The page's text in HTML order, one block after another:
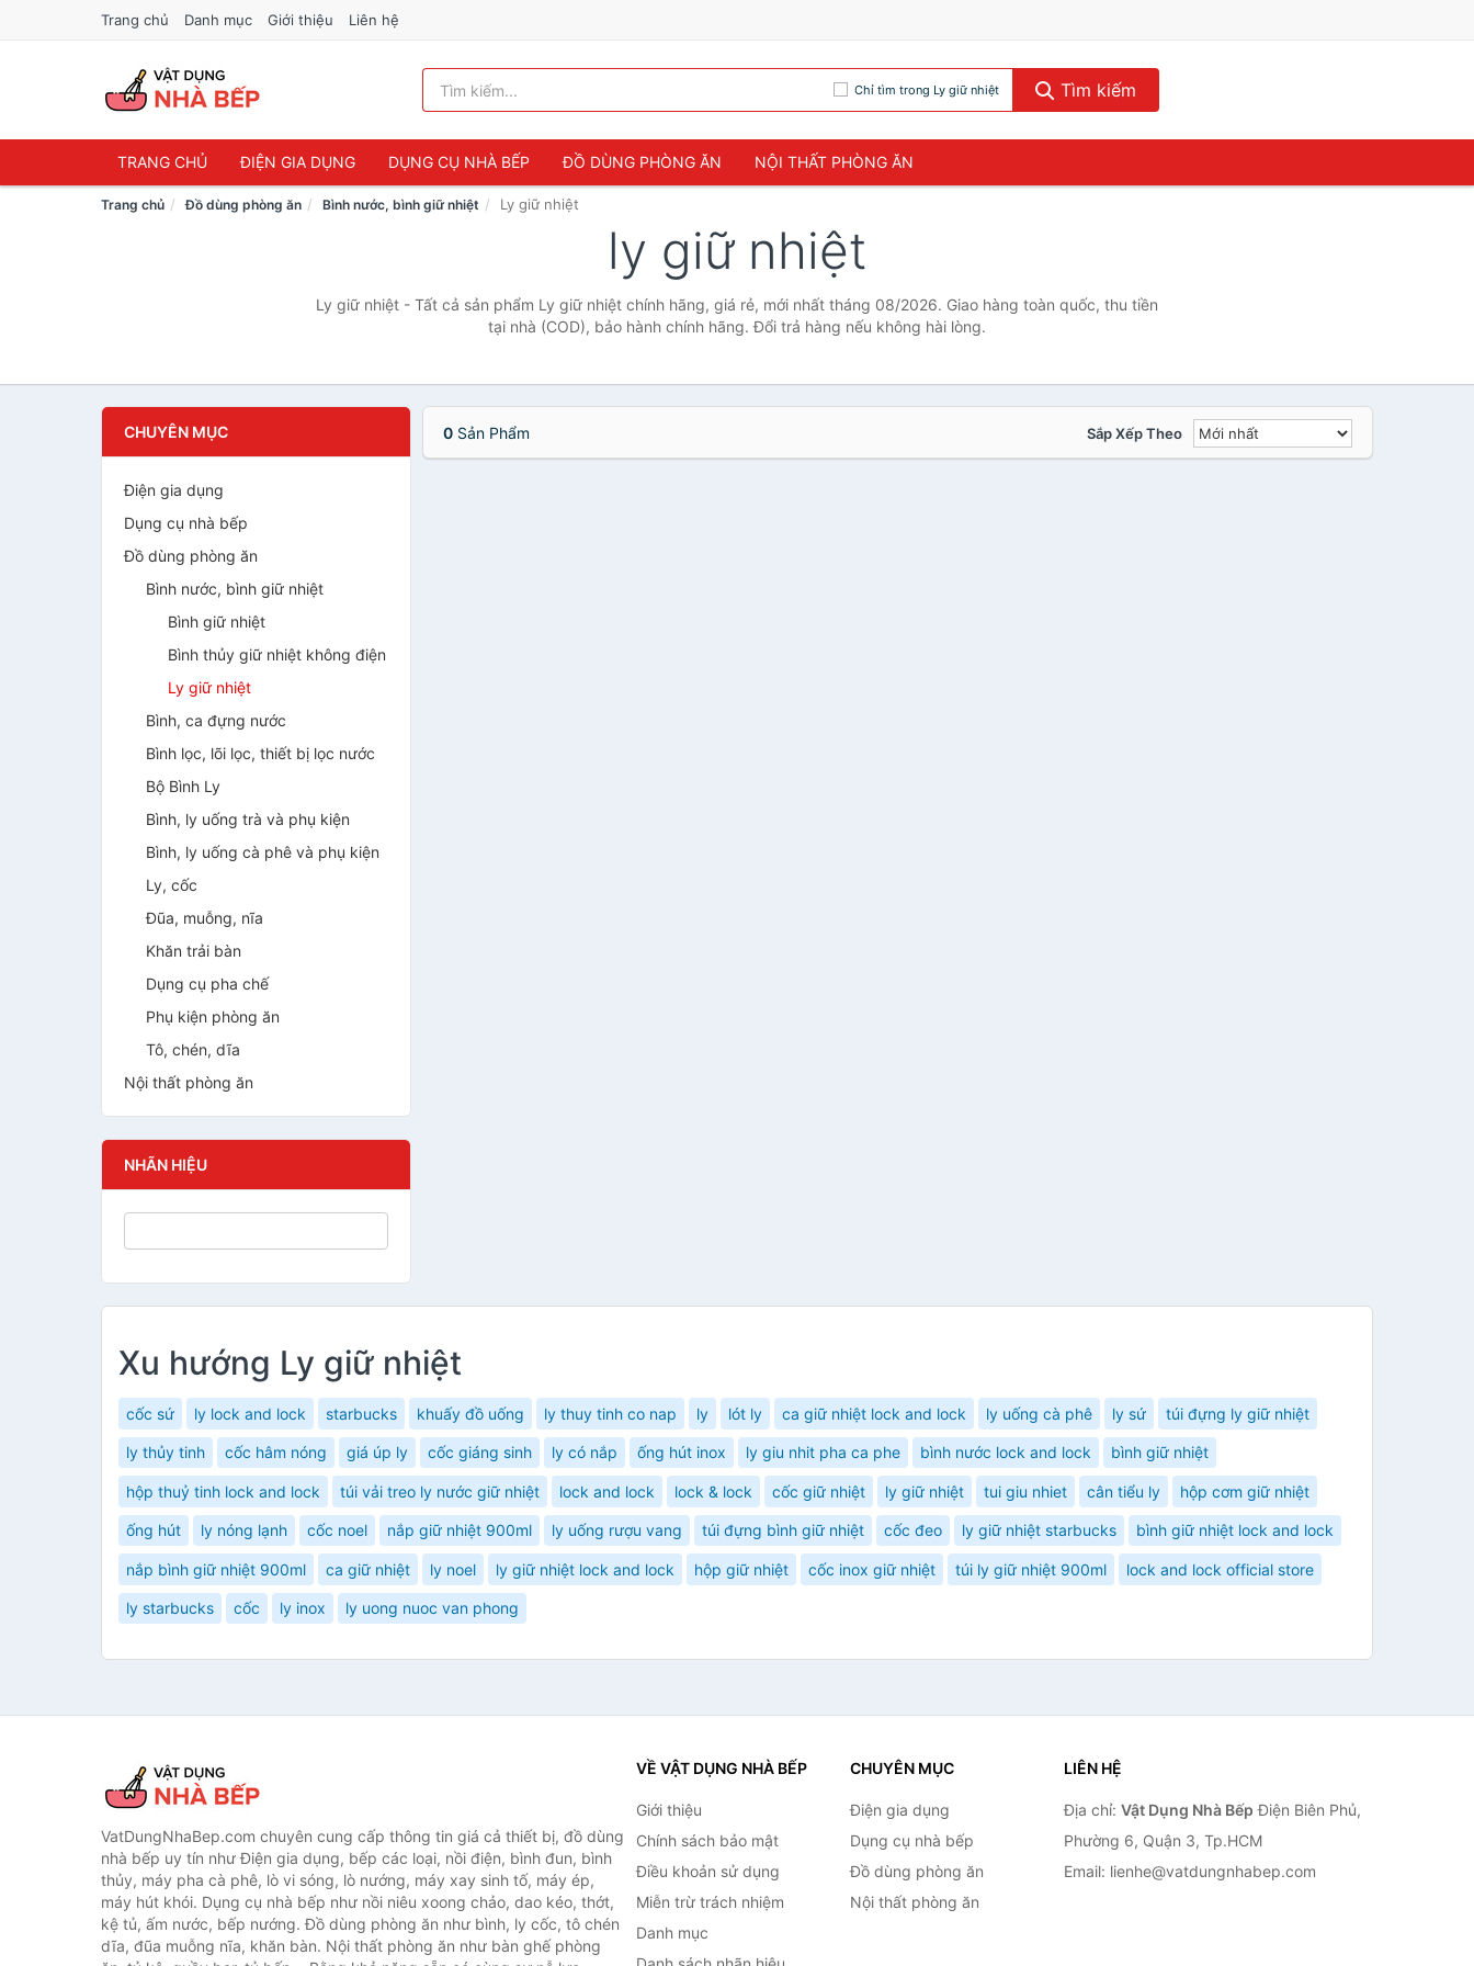
Trang chủ Danh mục Giới thiệu Liên hệ
Chỉ tìm trong Ly giữ nhiệt Tìm kiếm
TRANG CHỦ ĐIỆN GIA DỤNG DỤNG CỤ NHÀ BẾP ĐỒ DÙNG PHÒNG ĂN NỘI THẤT PHÒNG ĂN
Trang chủ Đồ dùng phòng ăn Bình nước, bình giữ nhiệt Ly giữ nhiệt
ly giữ nhiệt
Ly giữ nhiệt - Tất cả sản phẩm Ly giữ nhiệt chính hãng, giá rẻ, mới nhất tháng 08/2026. Giao hàng toàn quốc, thu tiền
tại nhà (COD), bảo hành chính hãng. Đổi trả hàng nếu không hài lòng.
CHUYÊN MỤC
Điện gia dụng
Dụng cụ nhà bếp
Đồ dùng phòng ăn
Bình nước, bình giữ nhiệt
Bình giữ nhiệt
Bình thủy giữ nhiệt không điện
Ly giữ nhiệt
Bình, ca đựng nước
Bình lọc, lõi lọc, thiết bị lọc nước
Bộ Bình Ly
Bình, ly uống trà và phụ kiện
Bình, ly uống cà phê và phụ kiện
Ly, cốc
Đũa, muỗng, nĩa
Khăn trải bàn
Dụng cụ pha chế
Phụ kiện phòng ăn
Tô, chén, dĩa
Nội thất phòng ăn
NHÃN HIỆU
0Sản Phẩm Sắp Xếp Theo
Xu hướng Ly giữ nhiệt
cốc sứ ly lock and lock starbucks khuấy đồ uống ly thuy tinh co nap ly lót ly ca giữ nhiệt lock and lock ly uống cà phê ly sứ túi đựng ly giữ nhiệt
ly thủy tinh cốc hâm nóng giá úp ly cốc giáng sinh ly có nắp ống hút inox ly giu nhit pha ca phe bình nước lock and lock bình giữ nhiệt
hộp thuỷ tinh lock and lock túi vải treo ly nước giữ nhiệt lock and lock lock & lock cốc giữ nhiệt ly giữ nhiệt tui giu nhiet cân tiểu ly hộp cơm giữ nhiệt
ống hút ly nóng lạnh cốc noel nắp giữ nhiệt 900ml ly uống rượu vang túi đựng bình giữ nhiệt cốc đeo ly giữ nhiệt starbucks bình giữ nhiệt lock and lock
nắp bình giữ nhiệt 900ml ca giữ nhiệt ly noel ly giữ nhiệt lock and lock hộp giữ nhiệt cốc inox giữ nhiệt túi ly giữ nhiệt 900ml lock and lock official store
ly starbucks cốc ly inox ly uong nuoc van phong
VatDungNhaBep.com chuyên cung cấp thông tin giá cả thiết bị, đồ dùng
nhà bếp uy tín như Điện gia dụng, bếp các loại, nồi điện, bình đun, bình
thủy, máy pha cà phê, lò vi sóng, lò nướng, máy xay sinh tố, máy ép,
máy hút khói. Dụng cụ nhà bếp như nồi niêu xoong chảo, dao kéo, thớt,
kệ tủ, ấm nước, bếp nướng. Đồ dùng phòng ăn như bình, ly cốc, tô chén
dĩa, đũa muỗng nĩa, khăn bàn. Nội thất phòng ăn như bàn ghế phòng
VỀ VẬT DỤNG NHÀ BẾP
Giới thiệu
Chính sách bảo mật
Điều khoản sử dụng
Miễn trừ trách nhiệm
Danh mục
CHUYÊN MỤC
Điện gia dụng
Dụng cụ nhà bếp
Đồ dùng phòng ăn
Nội thất phòng ăn
LIÊN HỆ
Địa chỉ: Vật Dụng Nhà Bếp Điện Biên Phủ,
Phường 6, Quận 3, Tp.HCM
Email: lienhe@vatdungnhabep.com